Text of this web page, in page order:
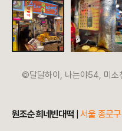
©달달하이, 나는야54, 미소
원조순희네빈대떡 |서울 종로